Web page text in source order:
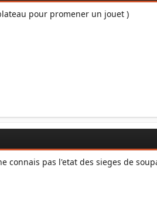
pour promener un jouet )
connais pas l'etat des sieges de